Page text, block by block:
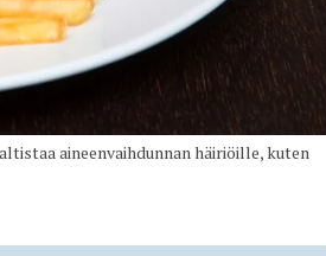
aineenvaihdunnan häiriöille, kuten